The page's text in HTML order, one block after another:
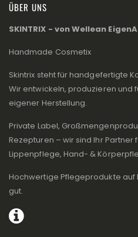
ÜBER UNS
SKINTRIX - von Wellean
Handmade Cosmetix
Skintrix steht für handgefertigte
Wir entwickeln, produzieren und
eigener Herstellung.
Private Label,
Rezepturen – wir sind Ihr
Lippenpflege, Hand- &
Hochwertige Pflegeprodukte
gut.